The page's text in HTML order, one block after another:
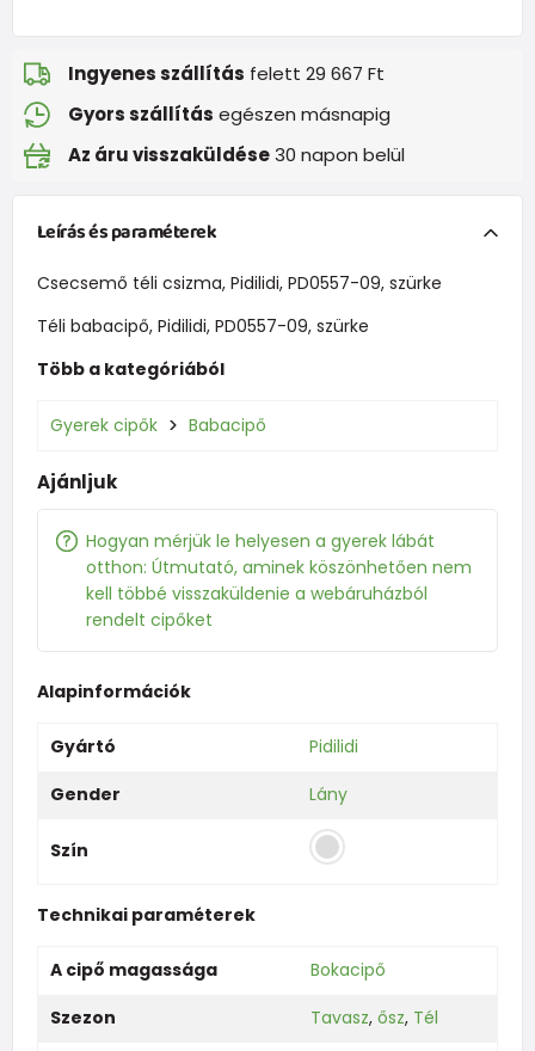
Ingyenes szállítás felett 29 667 Ft
Gyors szállítás egészen másnapig
Az áru visszaküldése30 napon belül
Leírás és paraméterek
Csecsemő téli csizma, Pidilidi, PD0557-09, szürke
Téli babacipő, Pidilidi, PD0557-09, szürke
Több a kategóriából
Gyerek cipők Babacipő
Ajánljuk
Hogyan mérjük le helyesen a gyerek lábát
otthon: Útmutató, aminek köszönhetően nem
kell többé visszaküldenie a webáruházból
rendelt cipőket
Alapinformációk
Gyártó
Pidilidi
Gender
Lány
Szín
Technikai paraméterek
A cipő magassága
Bokacipő
Szezon
Tavasz, ősz, Tél